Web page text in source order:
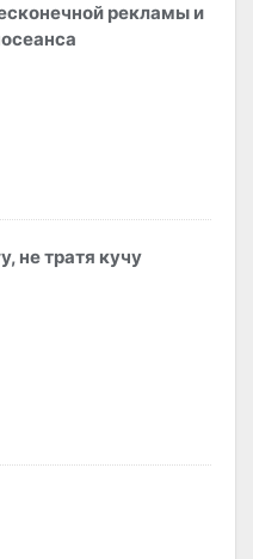
рекламы и
не тратя кучу